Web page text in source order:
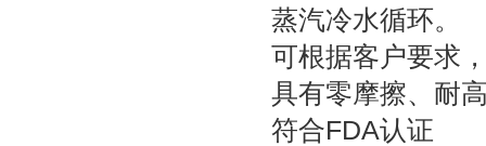
蒸汽冷水循环。
可根据客户要求
具有零摩擦、耐
符合FDA认证